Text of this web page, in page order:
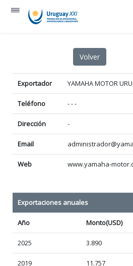
Exportador YAMAHA MOTOR
Teléfono - - -
Dirección -
Email
Web www.yamaha-
Exportaciones anuales
Año Monto(USD)
2025 3.890
2019 11.757